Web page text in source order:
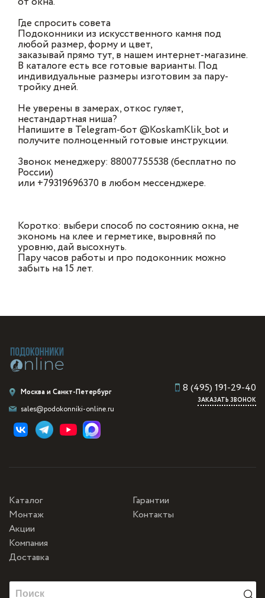
Где спросить совета
Подоконники из искусственного камня под
любой размер, форму и цвет,
заказывай прямо тут, в нашем интернет-магазине.
В каталоге есть все готовые варианты. Под
индивидуальные размеры изготовим за пару-
тройку дней.
Не уверены в замерах, откос гуляет,
нестандартная ниша?
Напишите в Telegram-бот @KoskamKlik_bot и
получите полноценный готовые инструкции.
Звонок менеджеру: 88007755538 (бесплатно по
России)
или +79319696370 в любом мессенджере.
Коротко: выбери способ по состоянию окна, не
экономь на клее и герметике, выровняй по
уровню, дай высохнуть.
Пару часов работы и про подоконник можно
забыть на 15 лет.
Москва и Санкт-Петербург
sales@podokonniki-online.ru
8 (495) 191-29-40
ЗАКАЗАТЬ ЗВОНОК
Каталог
Монтаж
Акции
Компания
Доставка
Гарантии
Контакты